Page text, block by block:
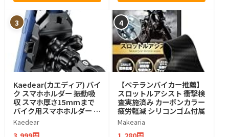
3
Kaedear(カエディア) バイ
ク スマホホルダー 振動吸
収 スマホ厚さ15mmまで
バイク用スマホホルダー ハ
ンドル KDR-M11CPJ-BK
Kaedear
4
【ベテランバイカー推薦】
スロットルアシスト 衝撃検
査実施済み カーボンカラー
疲労軽減 シリコンゴム付属
Makearia